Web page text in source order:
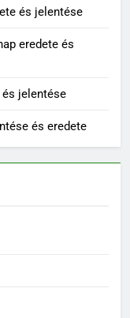
és jelentése
eredete és
és jelentése
és eredete